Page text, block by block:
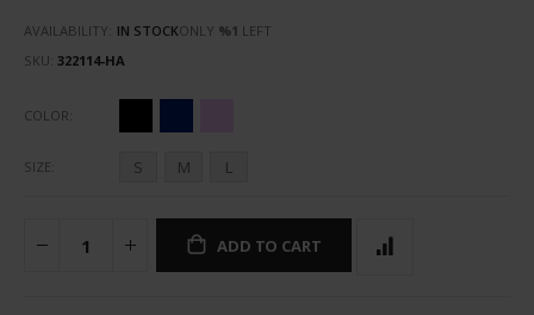
AVAILABILITY: IN STOCKONLY %1 LEFT
SKU 322114-HA
COLOR
SIZE S M L
ADD TO CART